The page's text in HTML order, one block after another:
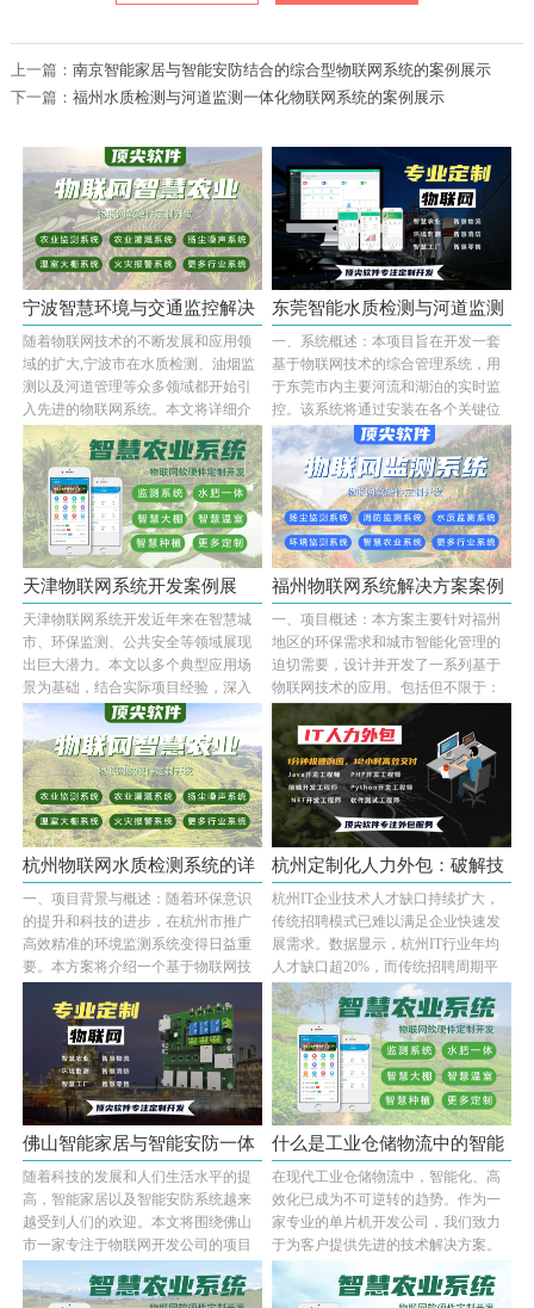
上一篇： 南京智能家居与智能安防结合的综合型物联网系统的案例展示
下一篇： 福州水质检测与河道监测一体化物联网系统的案例展示
宁波智慧环境与交通监控解决
方案
随着物联网技术的不断发展和应用领
域的扩大,宁波市在水质检测、油烟监
测以及河道管理等众多领域都开始引
入先进的物联网系统。本文将详细介
绍一套基于物···...
东莞智能水质检测与河道监测
系统的···
一、系统概述：本项目旨在开发一套
基于物联网技术的综合管理系统，用
于东莞市内主要河流和湖泊的实时监
控。该系统将通过安装在各个关键位
置的数据采集···...
天津物联网系统开发案例展
示：多场···
天津物联网系统开发近年来在智慧城
市、环保监测、公共安全等领域展现
出巨大潜力。本文以多个典型应用场
景为基础，结合实际项目经验，深入
剖析水质检测···...
福州物联网系统解决方案案例
展示:水···
一、项目概述：本方案主要针对福州
地区的环保需求和城市智能化管理的
迫切需要，设计并开发了一系列基于
物联网技术的应用。包括但不限于：
水质检测物联···...
杭州物联网水质检测系统的详
细案例···
一、项目背景与概述：随着环保意识
的提升和科技的进步，在杭州市推广
高效精准的环境监测系统变得日益重
要。本方案将介绍一个基于物联网技
杭州定制化人力外包：破解技
术人才···
杭州IT企业技术人才缺口持续扩大，
传统招聘模式已难以满足企业快速发
展需求。数据显示，杭州IT行业年均
人才缺口超20%，而传统招聘周期平
均长达45天，成···...
佛山智能家居与智能安防一体
化物联···
随着科技的发展和人们生活水平的提
高，智能家居以及智能安防系统越来
越受到人们的欢迎。本文将围绕佛山
市一家专注于物联网开发公司的项目
什么是工业仓储物流中的智能
分拣系···
在现代工业仓储物流中，智能化、高
效化已成为不可逆转的趋势。作为一
家专业的单片机开发公司，我们致力
于为客户提供先进的技术解决方案。